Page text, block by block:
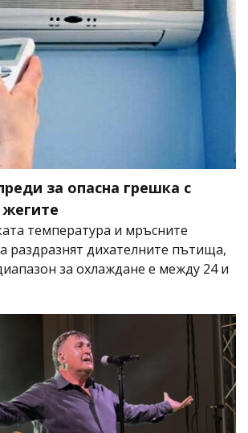
за опасна грешка с
температура и мръсните
раздразнят дихателните пътища,
за охлаждане е между 24 и